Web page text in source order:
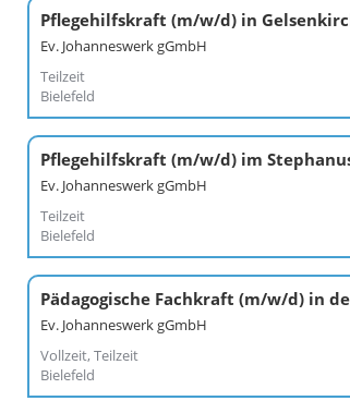
Ev. Johanneswerk gGmbH
Teilzeit
Bielefeld
Ev. Johanneswerk gGmbH
Teilzeit
Bielefeld
Ev. Johanneswerk gGmbH
Vollzeit, Teilzeit
Bielefeld